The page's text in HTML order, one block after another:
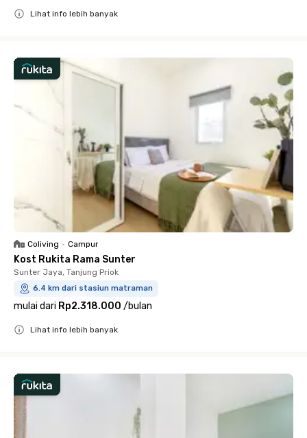
Lihat info lebih banyak
Coliving • Campur
Kost Rukita Rama Sunter
Sunter Jaya, Tanjung Priok
6.4 km dari stasiun matraman
mulai dari Rp2.318.000 /bulan
Lihat info lebih banyak